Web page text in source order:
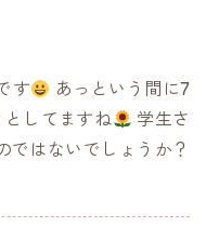
す
あっという間に7
してますね
学生さ
ではないでしょうか？